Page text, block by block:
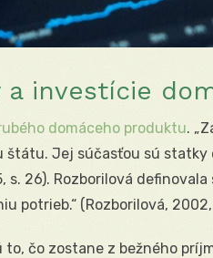
a investície
domáceho produktu.
štátu. Jej súčasťou sú statky
s. 26). Rozborilová
potrieb.“ (Rozborilová, 2002,
čo zostane z bežného